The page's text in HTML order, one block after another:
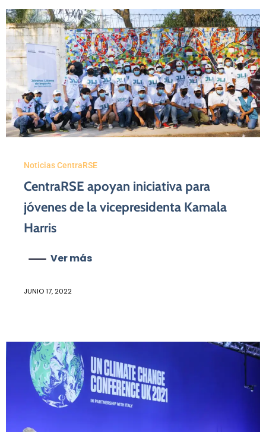
Noticias CentraRSE
CentraRSE apoyan iniciativa para
jóvenes de la vicepresidenta Kamala
Harris
Ver más
JUNIO 17, 2022